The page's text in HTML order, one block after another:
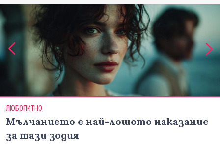
ЛЮБОПИТНО
Мълчанието е най-лошото наказание
за тази зодия